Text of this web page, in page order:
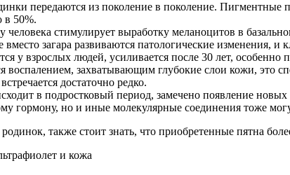
передаются из поколение в поколение.
в 50%.
стимулирует выработку меланоцитов в
загара развиваются патологические изменения,
у взрослых людей, усиливается после 30 лет,
захватывающим глубокие слои кожи, это
достаточно редко.
в подростковый период, замечено появление
гормону, но и иные молекулярные соединения тоже
также стоит знать, что приобретенные пятна